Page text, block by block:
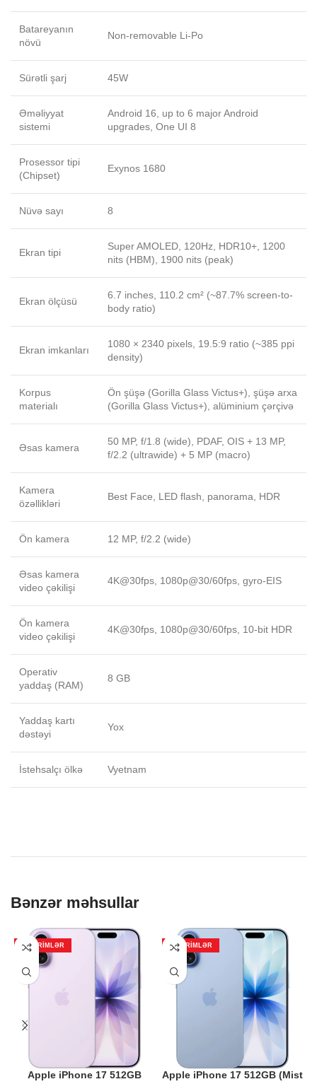
Batareyanın
növü
Non-removable Li-Po
Sürətli şarj 45W
Əməliyyat
sistemi
Android 16, up to 6 major Android
upgrades, One UI 8
Prosessor tipi
(Chipset)
Exynos 1680
Nüvə sayı 8
Ekran tipi
Super AMOLED, 120Hz, HDR10+, 1200
nits (HBM), 1900 nits (peak)
Ekran ölçüsü
6.7 inches, 110.2 cm² (~87.7% screen-to-
body ratio)
Ekran imkanları
1080 × 2340 pixels, 19.5:9 ratio (~385 ppi
density)
Korpus
materialı
Ön şüşə (Gorilla Glass Victus+), şüşə arxa
(Gorilla Glass Victus+), alüminium çərçivə
Əsas kamera
50 MP, f/1.8 (wide), PDAF, OIS + 13 MP,
f/2.2 (ultrawide) + 5 MP (macro)
Kamera
özəllikləri
Best Face, LED flash, panorama, HDR
Ön kamera 12 MP, f/2.2 (wide)
Əsas kamera
video çəkilişi
4K@30fps, 1080p@30/60fps, gyro-EIS
Ön kamera
video çəkilişi
4K@30fps, 1080p@30/60fps, 10-bit HDR
Operativ
yaddaş (RAM)
8 GB
Yaddaş kartı
dəstəyi
Yox
İstehsalçı ölkə Vyetnam
Bənzər məhsullar
ENDIRIMLƏR
Apple iPhone 17 512GB
ENDIRIMLƏR
Apple iPhone 17 512GB (Mist